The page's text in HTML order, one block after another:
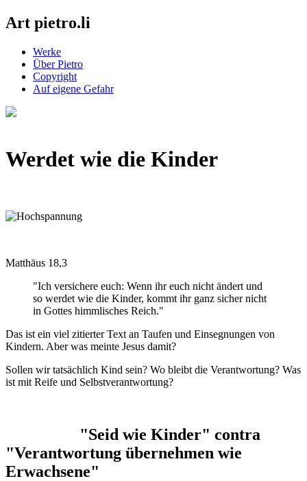
Art pietro.li
Werke
Über Pietro
Copyright
Auf eigene Gefahr
Werdet wie die Kinder
Matthäus 18,3
"Ich versichere euch: Wenn ihr euch nicht ändert und
so werdet wie die Kinder, kommt ihr ganz sicher nicht
in Gottes himmlisches Reich."
Das ist ein viel zitierter Text an Taufen und Einsegnungen von
Kindern. Aber was meinte Jesus damit?
Sollen wir tatsächlich Kind sein? Wo bleibt die Verantwortung? Was
ist mit Reife und Selbstverantwortung?
"Seid wie Kinder" contra
"Verantwortung übernehmen wie
Erwachsene"